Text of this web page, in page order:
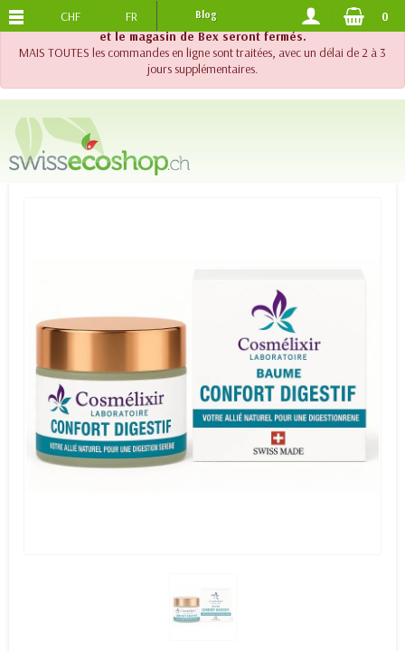
!! Important !! Jusqu'au 20 août 2026, le support téléphonique
et le magasin de Bex seront fermés.
MAIS TOUTES les commandes en ligne sont traitées, avec un délai de 2 à 3
jours supplémentaires.
PORTS OFFERTS DES 120.-
CHF FR Blog 0